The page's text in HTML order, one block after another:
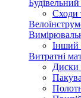
Сходи
Інший
Витратні
Диски